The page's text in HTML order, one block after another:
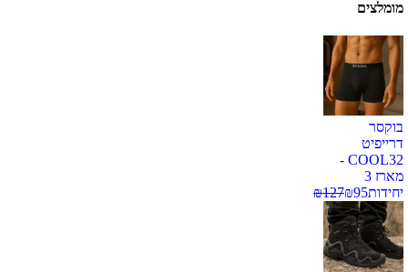
מומלצים
בוקסר
דרייפיט
COOL32 -
מארז 3
יחידות
₪95
₪127